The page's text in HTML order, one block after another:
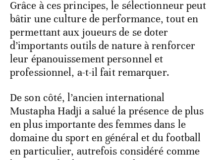
Grâce à ces principes, le sélectionneur peut
bâtir une culture de performance, tout en
permettant aux joueurs de se doter
d’importants outils de nature à renforcer
leur épanouissement personnel et
professionnel, a-t-il fait remarquer.
De son côté, l’ancien international
Mustapha Hadji a salué la présence de plus
en plus importante des femmes dans le
domaine du sport en général et du football
en particulier, autrefois considéré comme